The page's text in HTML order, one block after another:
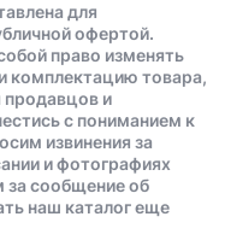
для
офертой.
право изменять
комплектацию товара,
продавцов и
с пониманием к
извинения за
и фотографиях
за сообщение об
наш каталог еще